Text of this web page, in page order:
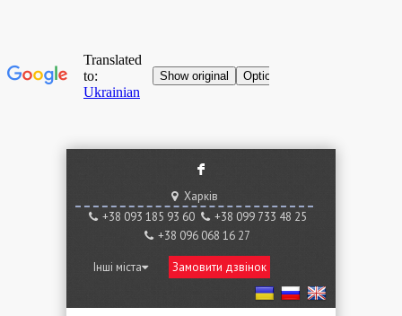
F
Харків
+38 ‎093 185 93 60
+38 ‎099 733 48 25
+38 096 068 16 27
Інші міста Замовити дзвінок